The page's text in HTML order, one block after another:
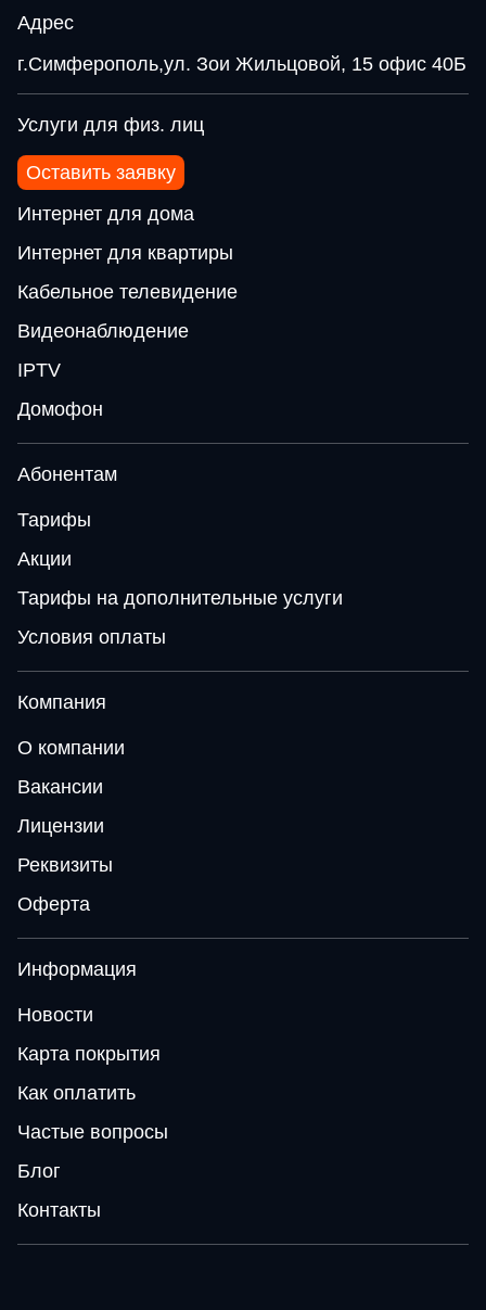
Адрес
г.Симферополь,ул. Зои Жильцовой, 15 офис 40Б
Услуги для физ. лиц
Оставить заявку
Интернет для дома
Интернет для квартиры
Кабельное телевидение
Видеонаблюдение
IPTV
Домофон
Абонентам
Тарифы
Акции
Тарифы на дополнительные услуги
Условия оплаты
Компания
О компании
Вакансии
Лицензии
Реквизиты
Оферта
Информация
Новости
Карта покрытия
Как оплатить
Частые вопросы
Блог
Контакты